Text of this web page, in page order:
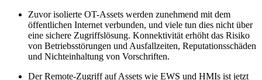
Zuvor isolierte OT-Assets werden zunehmend mit dem
öffentlichen Internet verbunden, und viele tun dies nicht über
eine sichere Zugriffslösung. Konnektivität erhöht das Risiko
von Betriebsstörungen und Ausfallzeiten, Reputationsschäden
und Nichteinhaltung von Vorschriften.
Der Remote-Zugriff auf Assets wie EWS und HMIs ist jetzt